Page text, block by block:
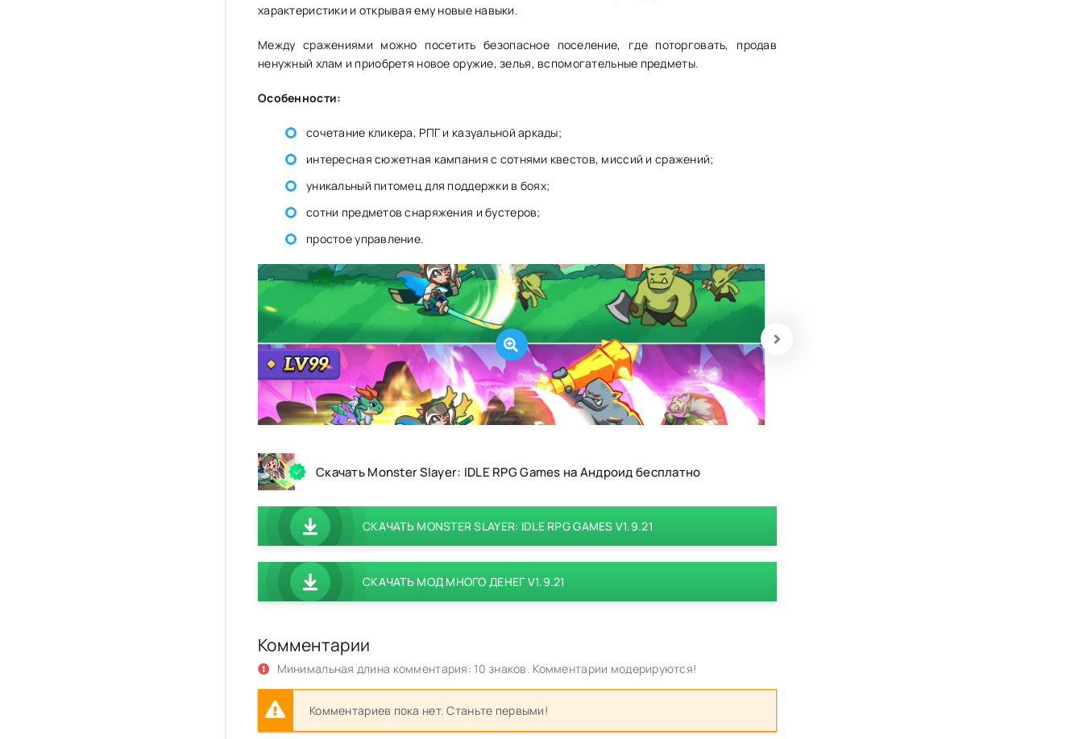
характеристики и открывая ему новые навыки.
Между сражениями можно посетить безопасное поселение, где поторговать, продав
ненужный хлам и приобретя новое оружие, зелья, вспомогательные предметы.
Особенности:
сочетание кликера, РПГ и казуальной аркады;
интересная сюжетная кампания с сотнями квестов, миссий и сражений;
уникальный питомец для поддержки в боях;
сотни предметов снаряжения и бустеров;
простое управление.
Скачать Monster Slayer: IDLE RPG Games на Андроид бесплатно
СКАЧАТЬ MONSTER SLAYER: IDLE RPG GAMES V1.9.21
СКАЧАТЬ МОД МНОГО ДЕНЕГ V1.9.21
Комментарии
Минимальная длина комментария: 10 знаков. Комментарии модерируются!
Комментариев пока нет. Станьте первыми!